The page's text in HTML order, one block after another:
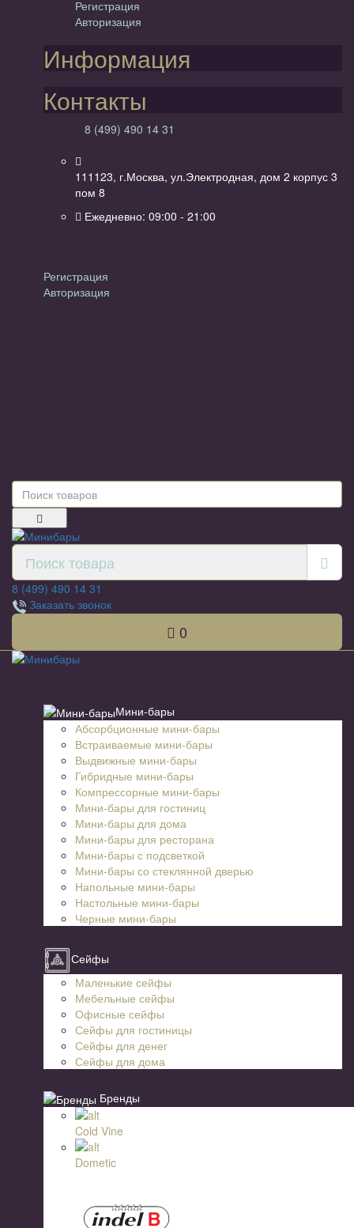
Регистрация
Авторизация
Информация
Контакты
8 (499) 490 14 31
111123, г.Москва, ул.Электродная, дом 2 корпус 3
пом 8
Ежедневно: 09:00 - 21:00
Регистрация
Авторизация
8 (499) 490 14 31
Заказать звонок
0
Мини-бары
Абсорбционные мини-бары
Встраиваемые мини-бары
Выдвижные мини-бары
Гибридные мини-бары
Компрессорные мини-бары
Мини-бары для гостиниц
Мини-бары для дома
Мини-бары для ресторана
Мини-бары с подсветкой
Мини-бары со стеклянной дверью
Напольные мини-бары
Настольные мини-бары
Черные мини-бары
Сейфы
Маленькие сейфы
Мебельные сейфы
Офисные сейфы
Сейфы для гостиницы
Сейфы для денег
Сейфы для дома
Бренды
Cold Vine
Dometic